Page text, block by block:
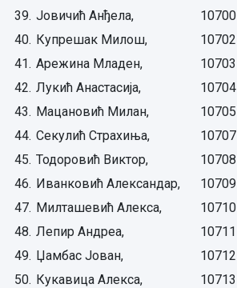
39. Јовичић Анђела, 10700
40. Купрешак Милош, 10702
41. Арежина Младен, 10703
42. Лукић Анастасија, 10704
43. Мацановић Милан, 10705
44. Секулић Страхиња, 10707
45. Тодоровић Виктор, 10708
46. Иванковић Александар, 10709
47. Милташевић Алекса, 10710
48. Лепир Андреа, 10711
49. Џамбас Јован, 10712
50. Кукавица Алекса, 10713